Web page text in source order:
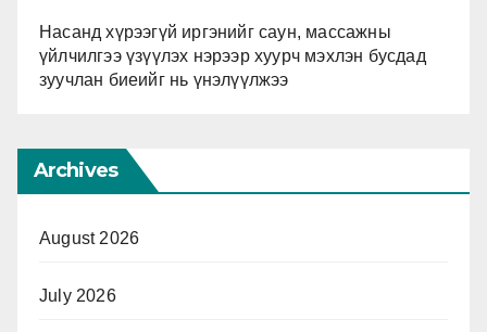
Насанд хүрээгүй иргэнийг саун, массажны
үйлчилгээ үзүүлэх нэрээр хуурч мэхлэн бусдад
зуучлан биеийг нь үнэлүүлжээ
Archives
August 2026
July 2026